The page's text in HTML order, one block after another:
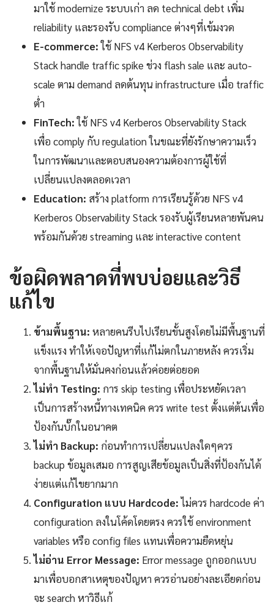
มาใช้ modernize ระบบเก่า ลด technical debt เพิ่ม
reliability และรองรับ compliance ต่างๆที่เข้มงวด
E-commerce:ใช้ NFS v4 Kerberos Observability
Stack handle traffic spike ช่วง flash sale และ auto-
scale ตาม demand ลดต้นทุน infrastructure เมื่อ traffic
ต่ำ
FinTech:ใช้ NFS v4 Kerberos Observability Stack
เพื่อ comply กับ regulation ในขณะที่ยังรักษาความเร็ว
ในการพัฒนาและตอบสนองความต้องการผู้ใช้ที่
เปลี่ยนแปลงตลอดเวลา
Education: สร้าง platform การเรียนรู้ด้วย NFS v4
Kerberos Observability Stack รองรับผู้เรียนหลายพันคน
พร้อมกันด้วย streaming และ interactive content
ข้อผิดพลาดที่พบบ่อยและวิธี
แก้ไข
ข้ามพื้นฐาน: หลายคนรีบไปเรียนขั้นสูงโดยไม่มีพื้นฐานที่
แข็งแรง ทำให้เจอปัญหาที่แก้ไม่ตกในภายหลัง ควรเริ่ม
จากพื้นฐานให้มั่นคงก่อนแล้วค่อยต่อยอด
ไม่ทำ Testing: การ skip testing เพื่อประหยัดเวลา
เป็นการสร้างหนี้ทางเทคนิค ควร write test ตั้งแต่ต้นเพื่อ
ป้องกันบั๊กในอนาคต
ไม่ทำ Backup: ก่อนทำการเปลี่ยนแปลงใดๆควร
backup ข้อมูลเสมอ การสูญเสียข้อมูลเป็นสิ่งที่ป้องกันได้
ง่ายแต่แก้ไขยากมาก
Configuration แบบ Hardcode:ไม่ควร hardcode ค่า
configuration ลงในโค้ดโดยตรง ควรใช้ environment
variables หรือ config files แทนเพื่อความยืดหยุ่น
ไม่อ่าน Error Message: Error message ถูกออกแบบ
มาเพื่อบอกสาเหตุของปัญหา ควรอ่านอย่างละเอียดก่อน
จะ search หาวิธีแก้